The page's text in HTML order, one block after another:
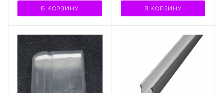
В КОРЗИНУ В КОРЗИНУ